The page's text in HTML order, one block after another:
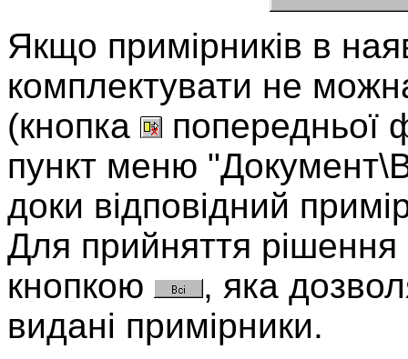
Якщо примірників в
комплектувати не
(кнопка
попередньої
пункт меню
доки відповідний
Для прийняття рішення
кнопкою
, яка
видані примірники.